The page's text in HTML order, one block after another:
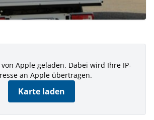
Apple geladen. Dabei wird Ihre IP-
an Apple übertragen.
Karte laden